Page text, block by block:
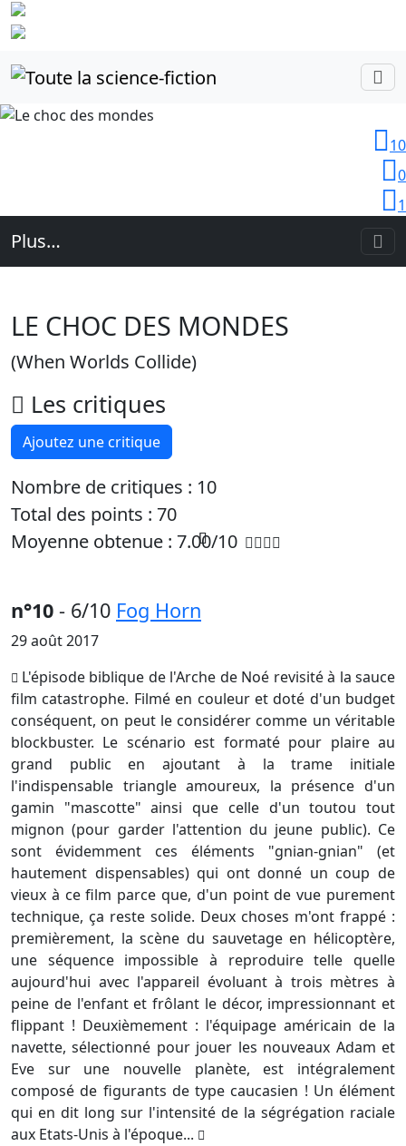
10
0
1
Plus…
LE CHOC DES MONDES
(When Worlds Collide)
Les critiques
Ajoutez une critique
Nombre de critiques : 10
Total des points : 70
Moyenne obtenue : 7.00/10
n°10 - 6/10 Fog Horn
29 août 2017
L'épisode biblique de l'Arche de Noé revisité à la sauce
film catastrophe. Filmé en couleur et doté d'un budget
conséquent, on peut le considérer comme un véritable
blockbuster. Le scénario est formaté pour plaire au
grand public en ajoutant à la trame initiale
l'indispensable triangle amoureux, la présence d'un
gamin "mascotte" ainsi que celle d'un toutou tout
mignon (pour garder l'attention du jeune public). Ce
sont évidemment ces éléments "gnian-gnian" (et
hautement dispensables) qui ont donné un coup de
vieux à ce film parce que, d'un point de vue purement
technique, ça reste solide. Deux choses m'ont frappé :
premièrement, la scène du sauvetage en hélicoptère,
une séquence impossible à reproduire telle quelle
aujourd'hui avec l'appareil évoluant à trois mètres à
peine de l'enfant et frôlant le décor, impressionnant et
flippant ! Deuxièmement : l'équipage américain de la
navette, sélectionné pour jouer les nouveaux Adam et
Eve sur une nouvelle planète, est intégralement
composé de figurants de type caucasien ! Un élément
qui en dit long sur l'intensité de la ségrégation raciale
aux Etats-Unis à l'époque...